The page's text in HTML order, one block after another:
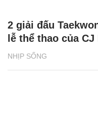
NHỊP SỐNG
2 giải đấu
lễ thể thao của CJ